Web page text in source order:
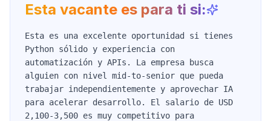
Esta vacante es para ti si:
Esta es una excelente oportunidad si tienes
Python sólido y experiencia con
automatización y APIs. La empresa busca
alguien con nivel mid-to-senior que pueda
trabajar independientemente y aprovechar IA
para acelerar desarrollo. El salario de USD
2,100-3,500 es muy competitivo para